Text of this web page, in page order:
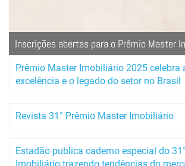
Inscrições abertas para o Prêmio Master
Prêmio Master Imobiliário 2025 celebra
excelência e o legado do setor no Brasil
Revista 31° Prêmio Master Imobiliário
Estadão publica caderno especial do